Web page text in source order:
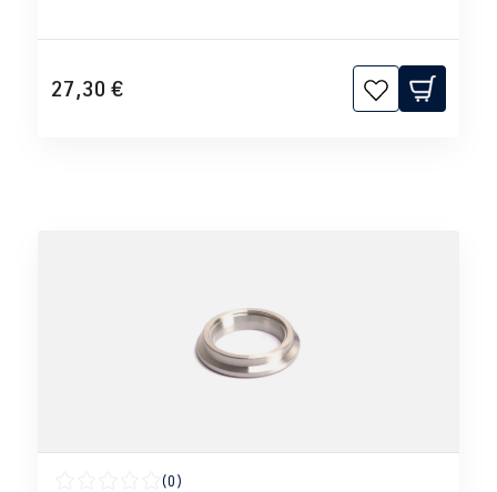
27,30 €
(0)